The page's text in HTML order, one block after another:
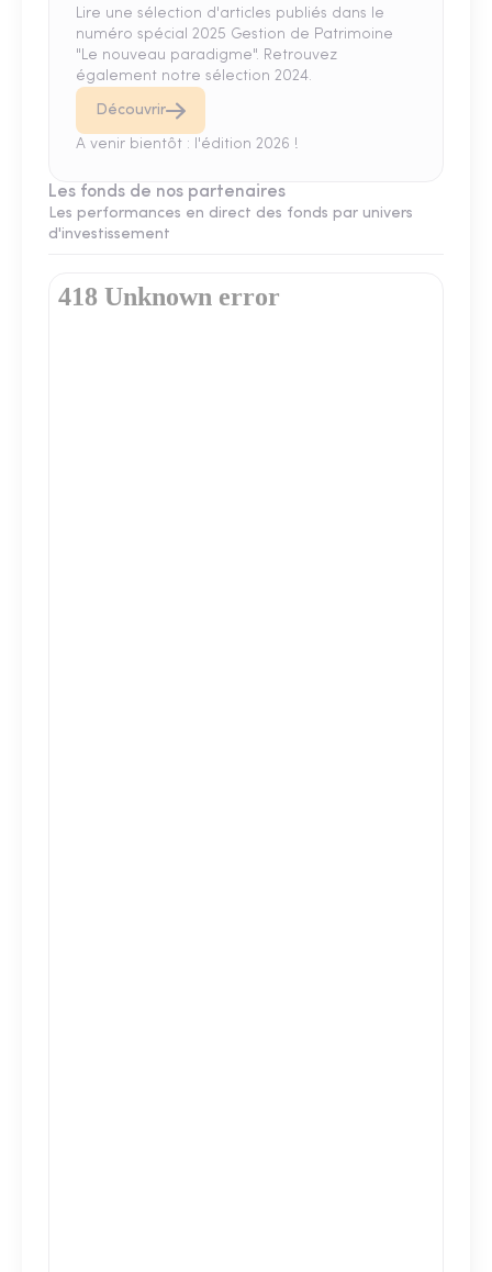
Lire une sélection d'articles publiés dans le
numéro spécial 2025 Gestion de Patrimoine
"Le nouveau paradigme". Retrouvez
également notre sélection 2024.
Découvrir
A venir bientôt : l'édition 2026 !
Les fonds de nos partenaires
Les performances en direct des fonds par univers
d'investissement